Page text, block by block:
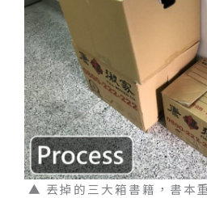
▲ 丟掉的三大箱書籍，書本